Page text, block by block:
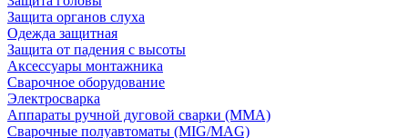
Защита органов слуха
Одежда защитная
Защита от падения с высоты
Аксессуары монтажника
Сварочное оборудование
Электросварка
Аппараты ручной дуговой сварки (MMA)
Сварочные полуавтоматы (MIG/MAG)